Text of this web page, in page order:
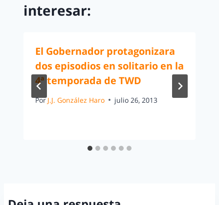
interesar:
El Gobernador protagonizara
dos episodios en solitario en la
4ª temporada de TWD
Por J.J. González Haro julio 26, 2013